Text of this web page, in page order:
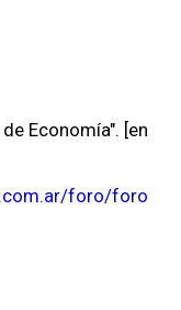
Economía". [en
foro/foro